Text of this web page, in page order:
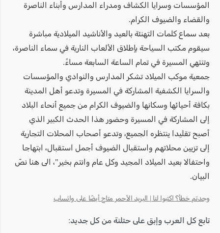
المؤسسات وسرايا الكشاف ومدراء المدارس وأبناء الناصرة
والقضاء والضيوف الكرام.
بعد سماع كلمات التهنئة بالعيد والأناشيد الميلادية مباشرة
سيقوم مكتب السياحة بإطلاق الألعاب النارية في سماء الناصرة،
وتنتهي المسيرة في تمام الساعة السابعة مساءً.
جمعية موكب الميلاد تشكر المدارس والنوادي والمؤسسات
والسرايا الكشفية المشاركة في المسيرة وتدعو أهل المدينة
بكافة أحيائها وسكانها والضيوف الكرام من جميع أنحاء البلاد
إلى المشاركة في المسيرة وحضور هذا الحدث الكبير الذي
أصبح تقليدا ينتظره الجميع، وتدعو أصحاب المحلات التجارية
إلى تزيين محلاتهم واستقبال الضيوف أجمل استقبال، ابتهاجا
واحتفالا بعيد الميلاد المجيد وكل عام وانتم بخير"، الى هنا نصّ
البيان.
وجدتم خطأ؟ اكتبوا لنا | البريد الأحمر متاح أيضًا على واتساب
تابع كل العرب وإبق على حتلنة من كل جديد: